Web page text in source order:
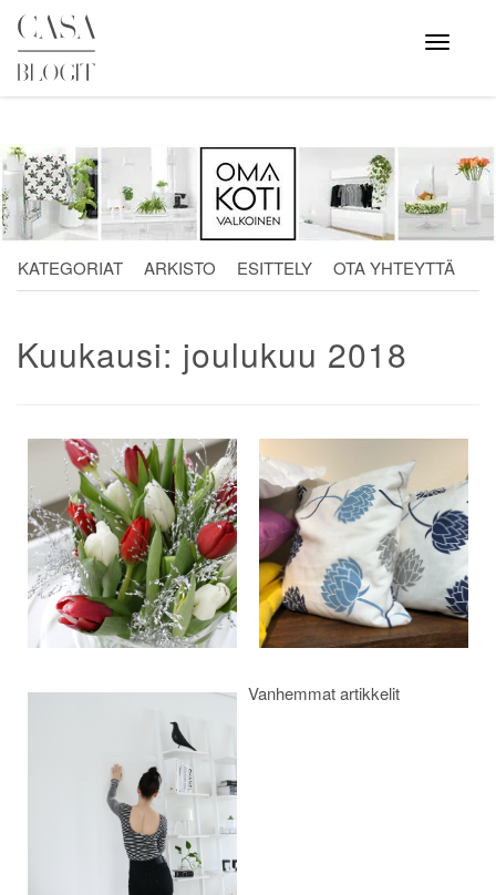
Skip
content
Avaa
valikko
KATEGORIAT ARKISTO ESITTELY OTA YHTEYTTÄ
Kuukausi: joulukuu 2018
Artikkelien
selaus
Vanhemmat artikkelit